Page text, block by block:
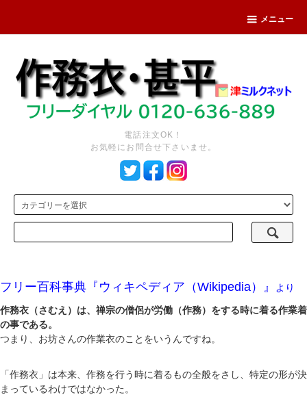
メニュー
電話注文OK！
お気軽にお問合せ下さいませ。
フリー百科事典『ウィキペディア（Wikipedia）』 より
作務衣（さむえ）は、禅宗の僧侶が労働（作務）をする時に着る作業着
の事である。
つまり、お坊さんの作業衣のことをいうんですね。
「作務衣」は本来、作務を行う時に着るもの全般をさし、特定の形が決
まっているわけではなかった。